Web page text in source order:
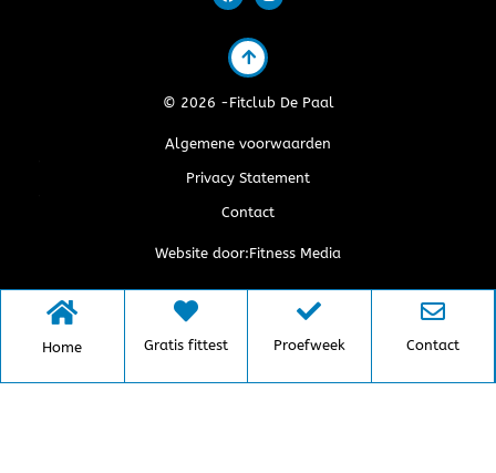
© 2026 -Fitclub De Paal
Algemene voorwaarden
Privacy Statement
Contact
Website door:Fitness Media
Home Gratis fittest Proefweek Contact